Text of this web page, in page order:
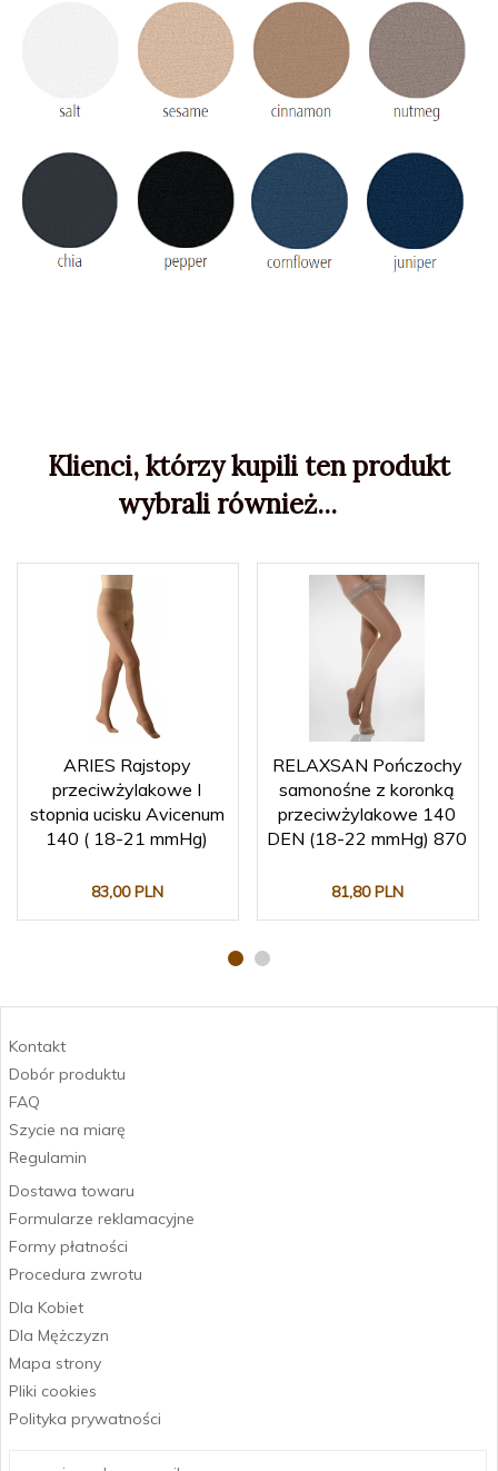
Klienci, którzy kupili ten produkt
wybrali również...
ARIES Rajstopy
przeciwżylakowe I
stopnia ucisku Avicenum
140 ( 18-21 mmHg)
83,00 PLN
RELAXSAN Pończochy
samonośne z koronką
przeciwżylakowe 140
DEN (18-22 mmHg) 870
81,80 PLN
Kontakt
Dobór produktu
FAQ
Szycie na miarę
Regulamin
Dostawa towaru
Formularze reklamacyjne
Formy płatności
Procedura zwrotu
Dla Kobiet
Dla Mężczyzn
Mapa strony
Pliki cookies
Polityka prywatności